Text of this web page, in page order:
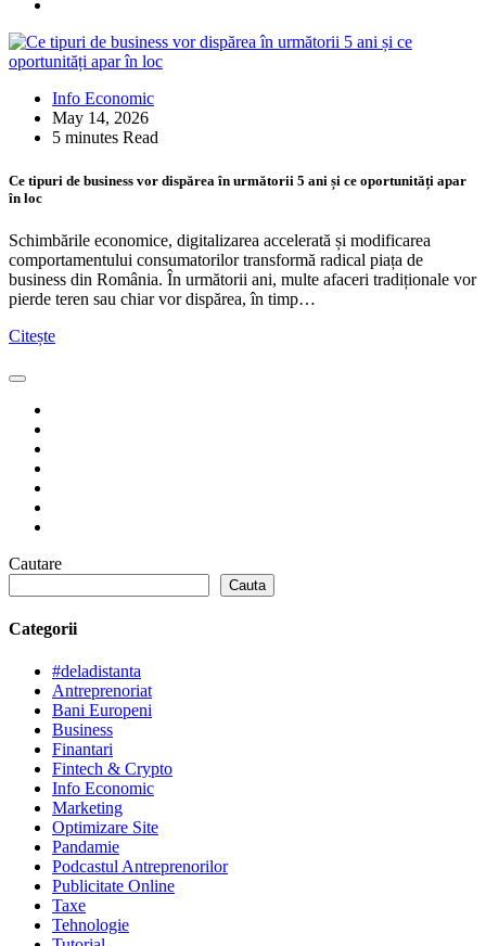
Info Economic
May 14, 2026
5 minutes Read
Ce tipuri de business vor dispărea în următorii 5 ani și ce oportunități apar
în loc
Schimbările economice, digitalizarea accelerată și modificarea
comportamentului consumatorilor transformă radical piața de
business din România. În următorii ani, multe afaceri tradiționale vor
pierde teren sau chiar vor dispărea, în timp…
Citește
Cautare
Cauta
Categorii
#deladistanta
Antreprenoriat
Bani Europeni
Business
Finantari
Fintech & Crypto
Info Economic
Marketing
Optimizare Site
Pandamie
Podcastul Antreprenorilor
Publicitate Online
Taxe
Tehnologie